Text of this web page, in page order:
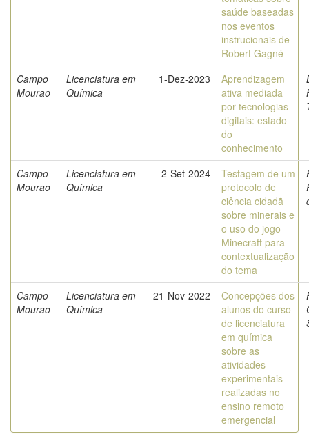
saúde baseadas
nos eventos
instrucionais de
Robert Gagné
Campo
Mourao
Licenciatura em
Química
1-Dez-2023
Aprendizagem
ativa mediada
por tecnologias
digitais: estado
do
conhecimento
Campo
Mourao
Licenciatura em
Química
2-Set-2024
Testagem de um
protocolo de
ciência cidadã
sobre minerais e
o uso do jogo
Minecraft para
contextualização
do tema
Campo
Mourao
Licenciatura em
Química
21-Nov-2022
Concepções dos
alunos do curso
de licenciatura
em química
sobre as
atividades
experimentais
realizadas no
ensino remoto
emergencial